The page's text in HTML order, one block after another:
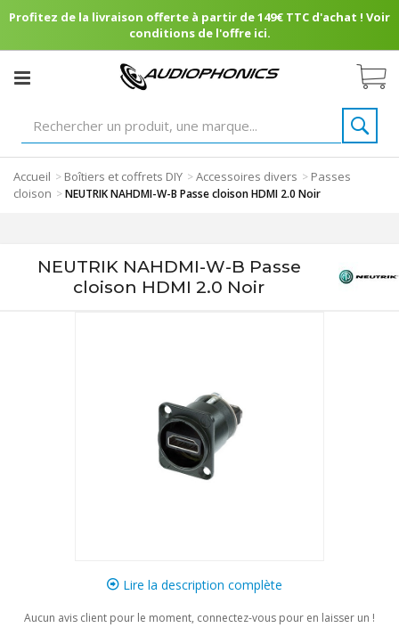
Profitez de la livraison offerte à partir de 149€ TTC d'achat ! Voir
conditions de l'offre ici.
Accueil > Boîtiers et coffrets DIY >Accessoires divers > Passes
cloison >NEUTRIK NAHDMI-W-B Passe cloison HDMI 2.0 Noir
NEUTRIK NAHDMI-W-B Passe
cloison HDMI 2.0 Noir
Lire la description complète
Aucun avis client pour le moment, connectez-vous pour en laisser un !